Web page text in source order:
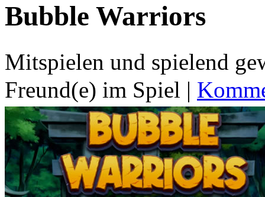
Bubble Warriors
Mitspielen und spielend
Freund(e) im Spiel |